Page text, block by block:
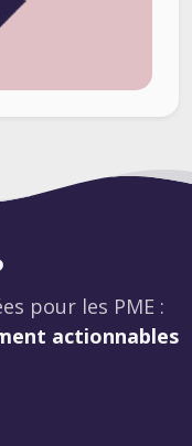
pour les PME :
actionnables